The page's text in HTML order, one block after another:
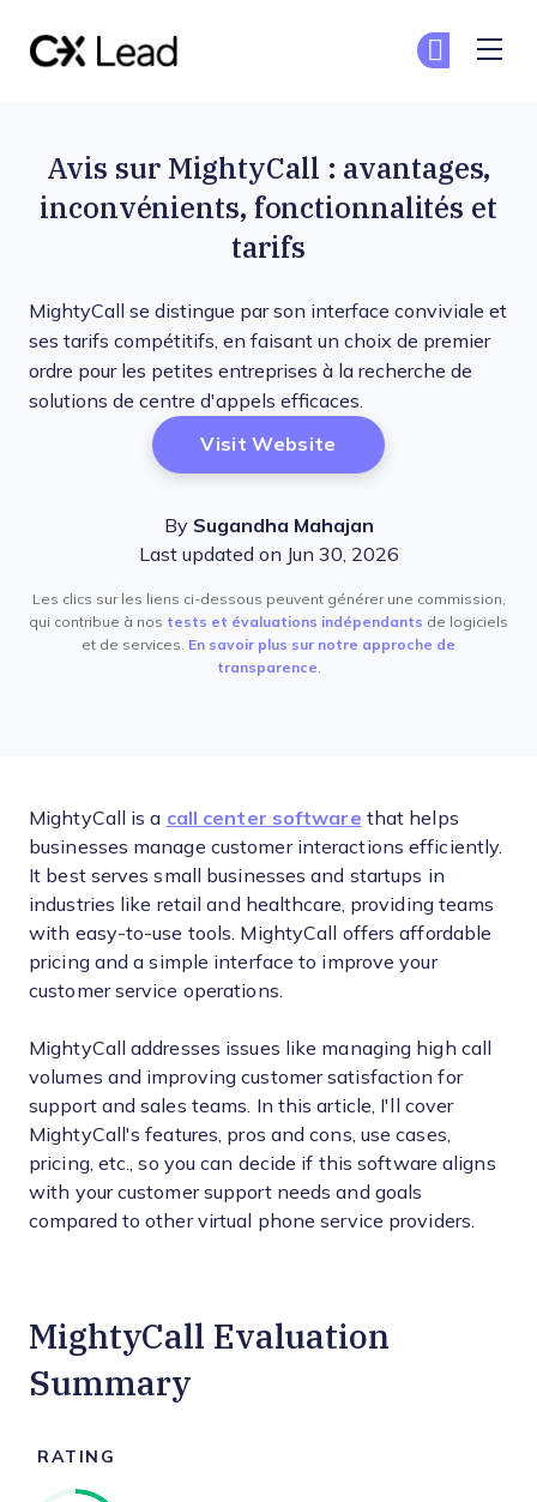
Avis sur MightyCall : avantages,
inconvénients, fonctionnalités et
tarifs
MightyCall se distingue par son interface conviviale et
ses tarifs compétitifs, en faisant un choix de premier
ordre pour les petites entreprises à la recherche de
solutions de centre d'appels efficaces.
Visit Website Opens New Window
By Sugandha Mahajan
Last updated on Jun 30, 2026
Les clics sur les liens ci-dessous peuvent générer une commission,
qui contribue à nos tests et évaluations indépendants de logiciels
et de services. En savoir plus sur notre approche de
transparence.
MightyCall is a call center software that helps
businesses manage customer interactions efficiently.
It best serves small businesses and startups in
industries like retail and healthcare, providing teams
with easy-to-use tools. MightyCall offers affordable
pricing and a simple interface to improve your
customer service operations.
MightyCall addresses issues like managing high call
volumes and improving customer satisfaction for
support and sales teams. In this article, I'll cover
MightyCall's features, pros and cons, use cases,
pricing, etc., so you can decide if this software aligns
with your customer support needs and goals
compared to other virtual phone service providers.
MightyCall Evaluation
Summary
RATING